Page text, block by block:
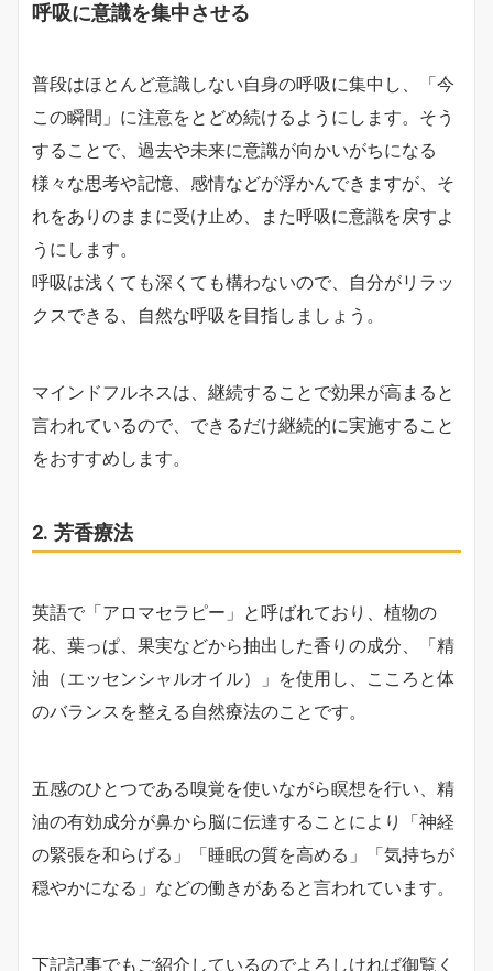
呼吸に意識を集中させる
普段はほとんど意識しない自身の呼吸に集中し、「今
この瞬間」に注意をとどめ続けるようにします。そう
することで、過去や未来に意識が向かいがちになる
様々な思考や記憶、感情などが浮かんできますが、そ
れをありのままに受け止め、また呼吸に意識を戻すよ
うにします。
呼吸は浅くても深くても構わないので、自分がリラッ
クスできる、自然な呼吸を目指しましょう。
マインドフルネスは、継続することで効果が高まると
言われているので、できるだけ継続的に実施すること
をおすすめします。
2. 芳香療法
英語で「アロマセラピー」と呼ばれており、植物の
花、葉っぱ、果実などから抽出した香りの成分、「精
油（エッセンシャルオイル）」を使用し、こころと体
のバランスを整える自然療法のことです。
五感のひとつである嗅覚を使いながら瞑想を行い、精
油の有効成分が鼻から脳に伝達することにより「神経
の緊張を和らげる」「睡眠の質を高める」「気持ちが
穏やかになる」などの働きがあると言われています。
下記記事でもご紹介しているのでよろしければ御覧く